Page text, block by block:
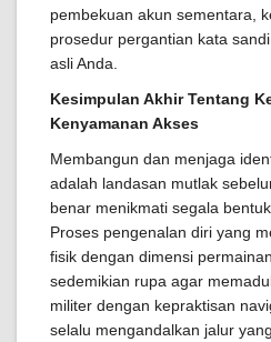
pembekuan akun sementara,
prosedur pergantian kata
asli Anda.
Kesimpulan Akhir Tentang
Kenyamanan Akses
Membangun dan menjaga
adalah landasan mutlak
benar menikmati segala
Proses pengenalan diri yang
fisik dengan dimensi
sedemikian rupa agar
militer dengan kepraktisan
selalu mengandalkan jalur